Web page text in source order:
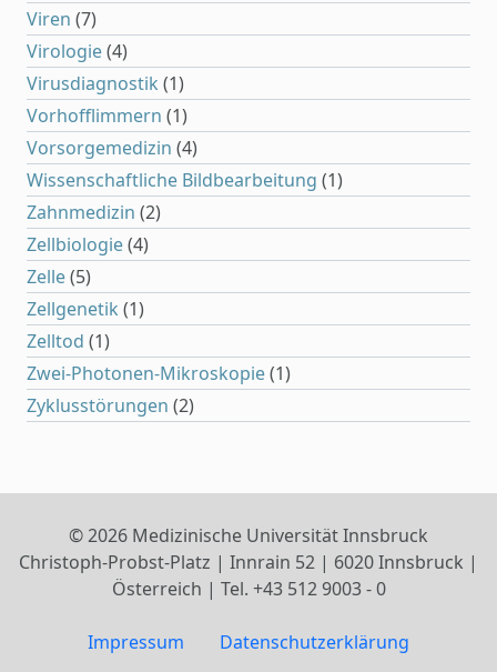
Viren (7)
Virologie(4)
Virusdiagnostik (1)
Vorhofflimmern (1)
Vorsorgemedizin (4)
Wissenschaftliche Bildbearbeitung (1)
Zahnmedizin (2)
Zellbiologie(4)
Zelle(5)
Zellgenetik (1)
Zelltod (1)
Zwei-Photonen-Mikroskopie(1)
Zyklusstörungen (2)
© 2026 Medizinische Universität Innsbruck
Christoph-Probst-Platz | Innrain 52 | 6020 Innsbruck |
Österreich | Tel. +43 512 9003 - 0
Impressum Datenschutzerklärung